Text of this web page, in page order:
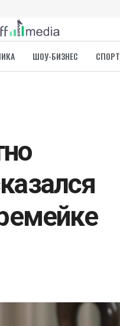
ШОУ-БИЗНЕС СПОРТ